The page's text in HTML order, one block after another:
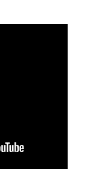
योजना नहीं